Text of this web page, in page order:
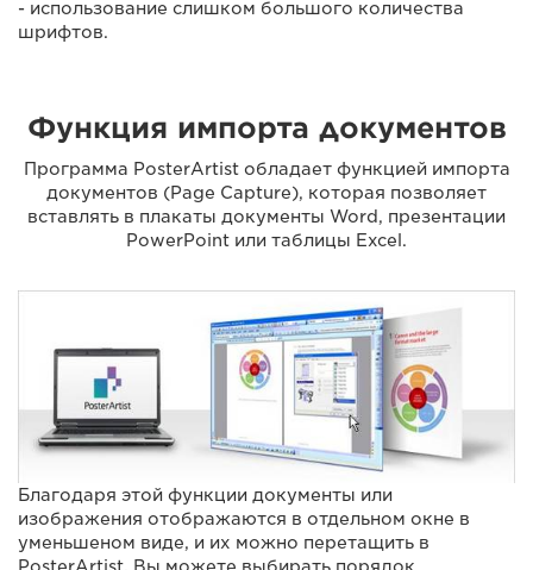
- использование слишком большого количества
шрифтов.
Функция импорта документов
Программа PosterArtist обладает функцией импорта
документов (Page Capture), которая позволяет
вставлять в плакаты документы Word, презентации
PowerPoint или таблицы Excel.
Благодаря этой функции документы или
изображения отображаются в отдельном окне в
уменьшеном виде, и их можно перетащить в